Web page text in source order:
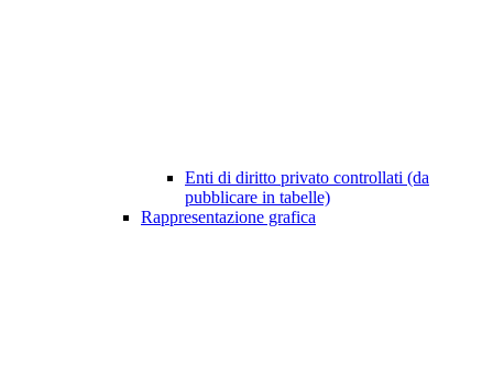
Enti di diritto privato controllati (da
pubblicare in tabelle)
Rappresentazione grafica